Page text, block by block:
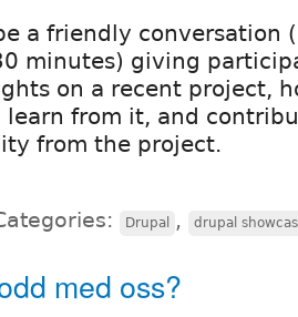
a friendly conversation
minutes) giving
on a recent project,
learn from it, and
from the project.
Drupal , drupal
med oss?